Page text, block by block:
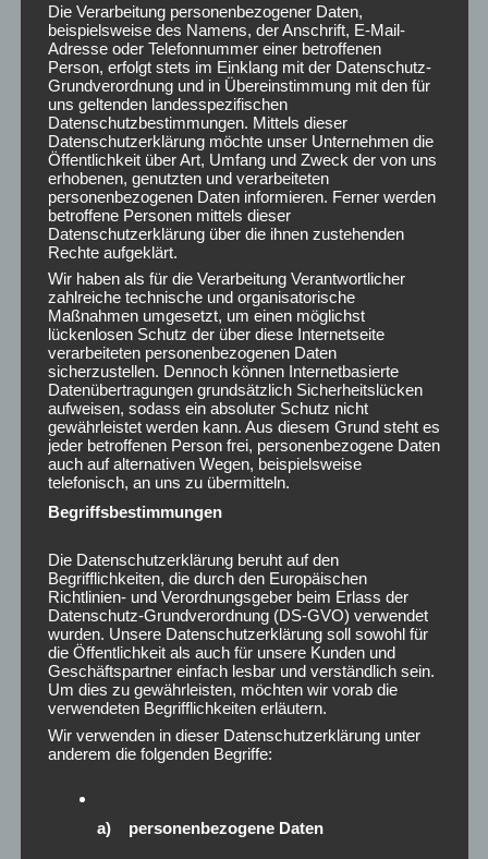
00:00 00:28
#Prävention #BGM #Rückenstark
Posted in
Post
navigation
BNI Hannover: Warum mich
dieses Unternehmernetzwerk
überrascht hat
Was kostet fehlende
Gesundheit?
August 2026
Die Verarbeitung personenbezogener Daten,
beispielsweise des Namens, der Anschrift, E-Mail-
Adresse oder Telefonnummer einer betroffenen
Person, erfolgt stets im Einklang mit der Datenschutz-
Grundverordnung und in Übereinstimmung mit den für
uns geltenden landesspezifischen
Datenschutzbestimmungen. Mittels dieser
Datenschutzerklärung möchte unser Unternehmen die
Öffentlichkeit über Art, Umfang und Zweck der von uns
erhobenen, genutzten und verarbeiteten
personenbezogenen Daten informieren. Ferner werden
betroffene Personen mittels dieser
Datenschutzerklärung über die ihnen zustehenden
Rechte aufgeklärt.
Wir haben als für die Verarbeitung Verantwortlicher
zahlreiche technische und organisatorische
Maßnahmen umgesetzt, um einen möglichst
lückenlosen Schutz der über diese Internetseite
verarbeiteten personenbezogenen Daten
sicherzustellen. Dennoch können Internetbasierte
Datenübertragungen grundsätzlich Sicherheitslücken
aufweisen, sodass ein absoluter Schutz nicht
gewährleistet werden kann. Aus diesem Grund steht es
jeder betroffenen Person frei, personenbezogene Daten
auch auf alternativen Wegen, beispielsweise
telefonisch, an uns zu übermitteln.
Begriffsbestimmungen
Die Datenschutzerklärung beruht auf den
Begrifflichkeiten, die durch den Europäischen
Richtlinien- und Verordnungsgeber beim Erlass der
Datenschutz-Grundverordnung (DS-GVO) verwendet
wurden. Unsere Datenschutzerklärung soll sowohl für
die Öffentlichkeit als auch für unsere Kunden und
Geschäftspartner einfach lesbar und verständlich sein.
Um dies zu gewährleisten, möchten wir vorab die
verwendeten Begrifflichkeiten erläutern.
Wir verwenden in dieser Datenschutzerklärung unter
anderem die folgenden Begriffe:
a) personenbezogene Daten